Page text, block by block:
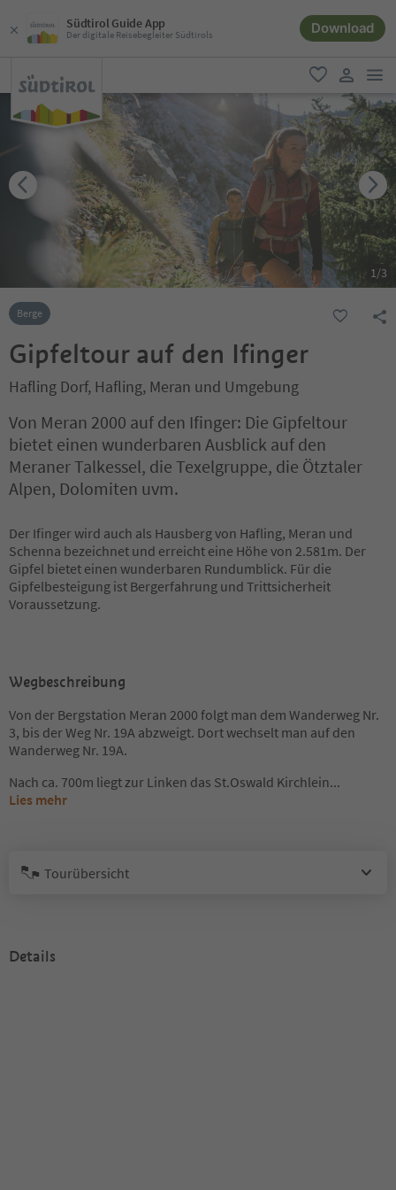
Südtirol Guide App
Der digitale Reisebegleiter Südtirols Download
favorit
user link
1/3
Berge
Gipfeltour auf den Ifinger
Hafling Dorf, Hafling, Meran und Umgebung
Von Meran 2000 auf den Ifinger: Die Gipfeltour
bietet einen wunderbaren Ausblick auf den
Meraner Talkessel, die Texelgruppe, die Ötztaler
Alpen, Dolomiten uvm.
Der Ifinger wird auch als Hausberg von Hafling, Meran und
Schenna bezeichnet und erreicht eine Höhe von 2.581m. Der
Gipfel bietet einen wunderbaren Rundumblick. Für die
Gipfelbesteigung ist Bergerfahrung und Trittsicherheit
Voraussetzung.
Wegbeschreibung
Von der Bergstation Meran 2000 folgt man dem Wanderweg Nr.
3, bis der Weg Nr. 19A abzweigt. Dort wechselt man auf den
Wanderweg Nr. 19A.
Nach ca. 700m liegt zur Linken das St.Oswald Kirchlein...
Lies mehr
Tourübersicht
Details